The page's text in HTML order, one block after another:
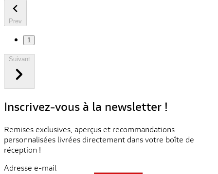
Prev
1
Inscrivez-vous à la newsletter !
Remises exclusives, aperçus et recommandations
personnalisées livrées directement dans votre boîte de
réception !
Adresse e-mail